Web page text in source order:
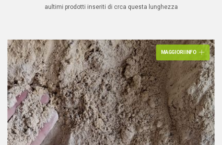
aultimi prodotti inseriti di crca questa lunghezza
MAGGIORI INFO